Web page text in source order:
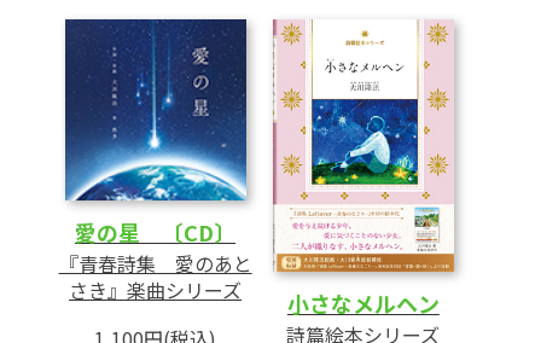
愛の星 〔CD〕
『青春詩集 愛のあと
さき』楽曲シリーズ
小さなメルヘン
詩篇絵本シリーズ